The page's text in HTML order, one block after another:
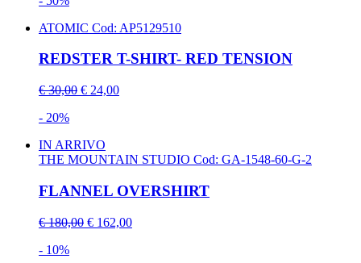
ATOMIC Cod: AP5129510
REDSTER T-SHIRT- RED TENSION
€ 30,00 € 24,00
- 20%
IN ARRIVO
THE MOUNTAIN STUDIO Cod: GA-1548-60-G-2
FLANNEL OVERSHIRT
€ 180,00 € 162,00
- 10%